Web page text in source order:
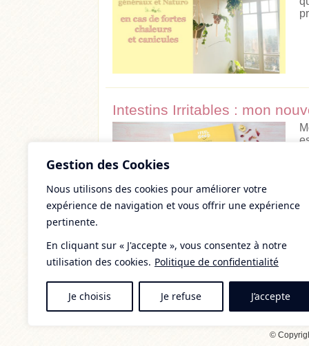
Gestion des Cookies
Nous utilisons des cookies pour améliorer votre
expérience de navigation et vous offrir une expérience
pertinente.
En cliquant sur « J'accepte », vous consentez à notre
utilisation des cookies. Politique de confidentialité
Je choisis Je refuse J’accepte
Intestins Irritables : mon
©